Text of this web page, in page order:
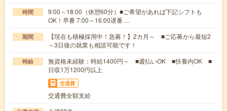
時間
9:00～18:00（休憩60分）■ご希望があれば下記シフトも
OK！早番 7:00～16:00遅番 …
期間
【現在も積極採用中！急募！】2カ月～ ■ご応募から最短2
～3日後の就業も相談可能です！
時給
無資格未経験：時給1400円～ ■週払いOK ■扶養内OK ■
日収1万1200円以上
交通費
交通費全額支給